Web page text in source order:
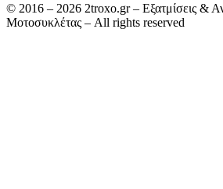
© 2016 – 2026 2troxo.gr – Εξατμίσεις &
Μοτοσυκλέτας – All rights reserved